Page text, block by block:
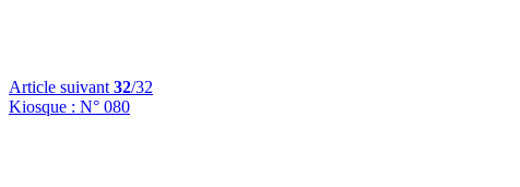
Article suivant 32/32
Kiosque : N° 080